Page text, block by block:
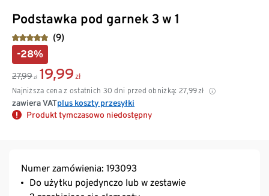
Podstawka pod garnek 3 w 1
(9)
-28%
27,99 zł 19,99 zł
Najniższa cena z ostatnich 30 dni przed obniżką: 27,99 zł
zawiera VATplus koszty przesyłki
Produkt tymczasowo niedostępny
Numer zamówienia: 193093
Do użytku pojedynczo lub w zestawie